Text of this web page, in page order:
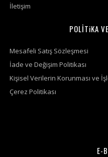
İletişim
POLİTiKA
Mesafeli Satış Sözleşmesi
İade ve Değişim Politikası
Kişisel Verilerin Korunması ve
Çerez Politikası
E-